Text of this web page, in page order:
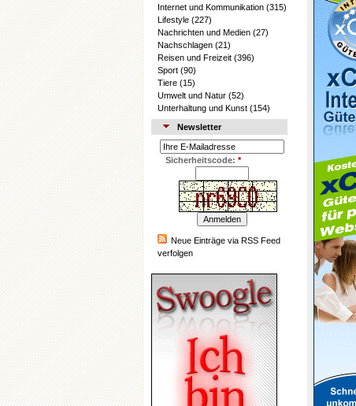
Internet und Kommunikation (315)
Lifestyle (227)
Nachrichten und Medien (27)
Nachschlagen (21)
Reisen und Freizeit (396)
Sport (90)
Tiere (15)
Umwelt und Natur (52)
Unterhaltung und Kunst (154)
Newsletter
Sicherheitscode: *
Neue Einträge via RSS Feed
verfolgen